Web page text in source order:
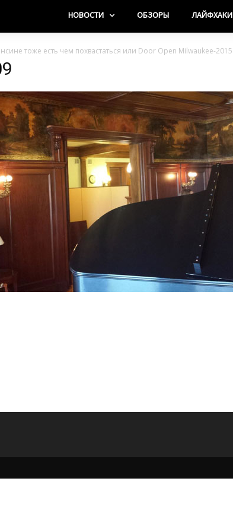
НОВОСТИ ОБЗОРЫ ЛАЙФХАКИ
тоже есть чем похвастаться или Door Open Milwaukee-2015